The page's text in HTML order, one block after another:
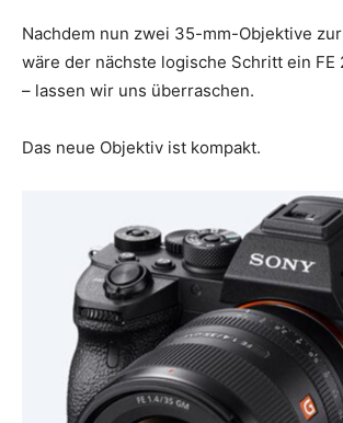
Nachdem nun zwei 35-mm-Objektive
wäre der nächste logische Schritt ein FE
– lassen wir uns überraschen.
Das neue Objektiv ist kompakt.